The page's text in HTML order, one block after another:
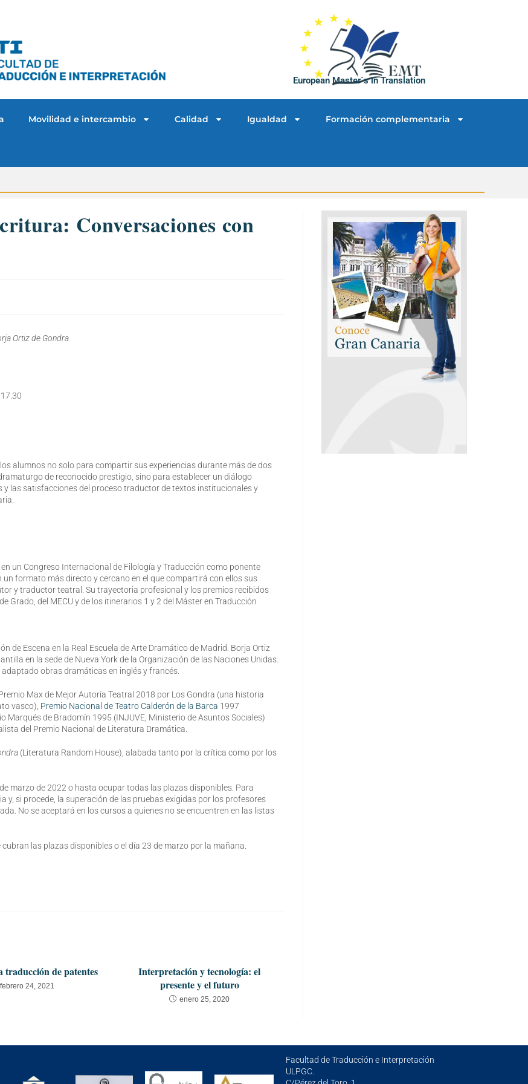
European Master´s in Translation
Movilidad e intercambio Calidad Igualdad Formación complementaria
Conversaciones con
Ortiz de Gondra
alumnos no solo para compartir sus experiencias durante más de dos
de reconocido prestigio, sino para establecer un diálogo
las satisfacciones del proceso traductor de textos institucionales y
un Congreso Internacional de Filología y Traducción como ponente
formato más directo y cercano en el que compartirá con ellos sus
y traductor teatral. Su trayectoria profesional y los premios recibidos
del MECU y de los itinerarios 1 y 2 del Máster en Traducción
de Escena en la Real Escuela de Arte Dramático de Madrid. Borja Ortiz
en la sede de Nueva York de la Organización de las Naciones Unidas.
obras dramáticas en inglés y francés.
Max de Mejor Autoría Teatral 2018 por Los Gondra (una historia
vasco), Premio Nacional de Teatro Calderón de la Barca 1997
Marqués de Bradomín 1995 (INJUVE, Ministerio de Asuntos Sociales)
del Premio Nacional de Literatura Dramática.
(Literatura Random House), alabada tanto por la crítica como por los
marzo de 2022 o hasta ocupar todas las plazas disponibles. Para
y, si procede, la superación de las pruebas exigidas por los profesores
No se aceptará en los cursos a quienes no se encuentren en las listas
las plazas disponibles o el día 23 de marzo por la mañana.
traducción de patentes
febrero 24, 2021
Interpretación y tecnología: el
presente y el futuro
enero 25, 2020
Facultad de Traducción e Interpretación
ULPGC.